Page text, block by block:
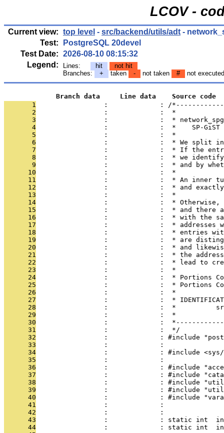
LCOV -
Current view: top level - src/backend/utils/adt -
Test:
PostgreSQL 20devel
Test Date: 2026-08-10 08:15:32
Legend:
Lines: hit
not hit
Branches:
+ taken - not taken # not executed
             Branch data     Line data    Source code
       1
:             : /
       2
                 :             :  *
       3
:             :  *
       4
:             :  *    SP-GiST
       5
                 :             :  *
       6
:             :  * We split
       7
:             :  * If the
       8
:             :  * we
       9
:             :  * and by
      10
                 :             :  *
      11
:             :  * An inner
      12
:             :  * and
      13
                 :             :  *
      14
:             :  *
      15
:             :  * and there
      16
:             :  * with the
      17
:             :  * addresses
      18
:             :  * entries
      19
:             :  * are
      20
:             :  * and
      21
:             :  * the
      22
:             :  * lead to
      23
                 :             :  *
      24
:             :  * Portions
      25
:             :  * Portions
      26
                 :             :  *
      27
:             :  *
      28
:             :  *
      29
                 :             :  *
      30
:             :
      31
                 :             :  */
      32
:             : #include
      33
                 :             :
      34
:             : #include
      35
                 :             :
      36
:             : #include
      37
:             : #include
      38
:             : #include
      39
:             : #include
      40
:             : #include
      41
                 :             :
      42
                 :             :
      43
:             : static int
      44
:             : static int